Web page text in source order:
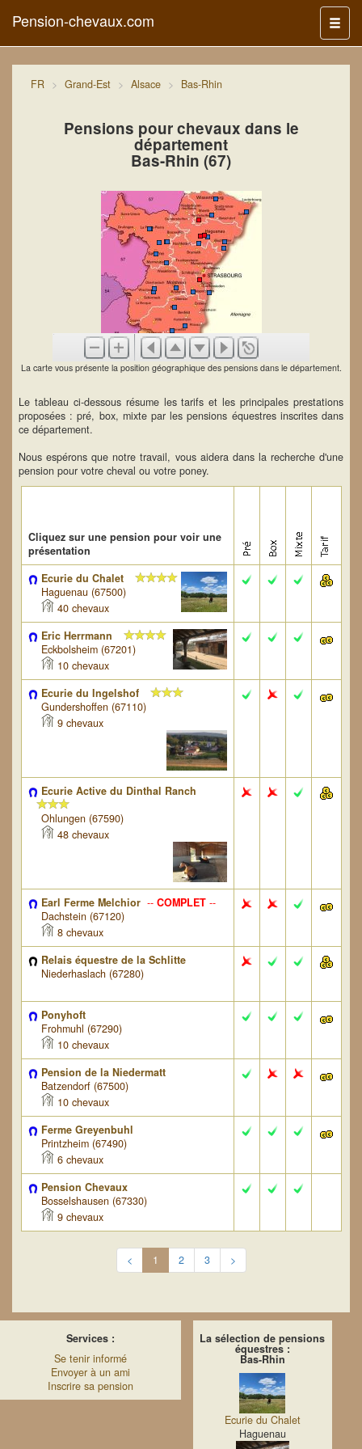
Menu
Pension-chevaux.com
FR Grand-Est Alsace Bas-Rhin
Pensions pour chevaux dans le
département
Bas-Rhin (67)
La carte vous présente la position géographique des pensions dans le département.
Le tableau ci-dessous résume les tarifs et les principales prestations
proposées : pré, box, mixte par les pensions équestres inscrites dans
ce département.
Nous espérons que notre travail, vous aidera dans la recherche d'une
pension pour votre cheval ou votre poney.
Cliquez sur une pension pour voir une
présentation
Ecurie du Chalet
Haguenau (67500)
40 chevaux
Eric Herrmann
Eckbolsheim (67201)
10 chevaux
Ecurie du Ingelshof
Gundershoffen (67110)
9 chevaux
Ecurie Active du Dinthal Ranch
Ohlungen (67590)
48 chevaux
Earl Ferme Melchior -- COMPLET--
Dachstein (67120)
8 chevaux
Relais équestre de la Schlitte
Niederhaslach (67280)
Ponyhoft
Frohmuhl (67290)
10 chevaux
Pension de la Niedermatt
Batzendorf (67500)
10 chevaux
Ferme Greyenbuhl
Printzheim (67490)
6 chevaux
Pension Chevaux
Bosselshausen (67330)
9 chevaux
< 1 2 3 >
Services :
Se tenir informé
Envoyer à un ami
Inscrire sa pension
La sélection de pensions
équestres :
Bas-Rhin
Ecurie du Chalet
Haguenau